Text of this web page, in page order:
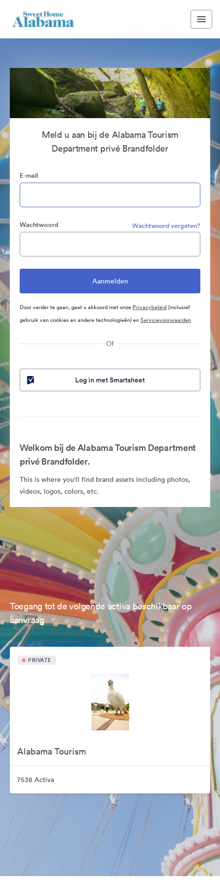
Meld u aan bij de Alabama Tourism
Department privé Brandfolder
E-mail
Wachtwoord Wachtwoord vergeten?
Door verder te gaan, gaat u akkoord met onze Privacybeleid(inclusief
gebruik van cookies en andere technologieën) enServicevoorwaarden
Of
Log in met Smartsheet
Welkom bij de Alabama Tourism Department
privé Brandfolder.
This is where you'll find brand assets including photos,
videos, logos, colors, etc.
Toegang tot de volgende activa beschikbaar op
aanvraag
PRIVATE
Alabama Tourism
7538 Activa